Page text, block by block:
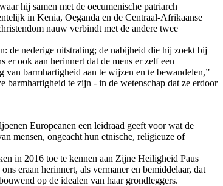
hij samen met de oecumenische patriarch
in Kenia, Oeganda en de Centraal-Afrikaanse
nauw verbindt met de andere twee
de nederige uitstraling; de nabijheid die hij zoekt bij
er ook aan herinnert dat de mens er zelf een
barmhartigheid aan te wijzen en te bewandelen,”
te zijn - in de wetenschap dat ze erdoor
Europeanen een leidraad geeft voor wat de
mensen, ongeacht hun etnische, religieuze of
in 2016 toe te kennen aan Zijne Heiligheid Paus
eraan herinnert, als vermaner en bemiddelaar, dat
op de idealen van haar grondleggers.